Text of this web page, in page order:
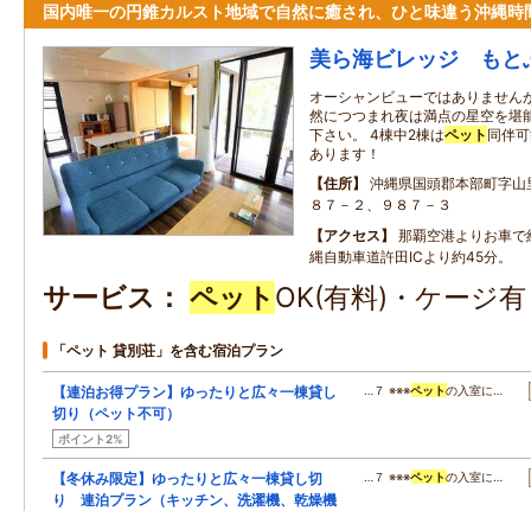
国内唯一の円錐カルスト地域で自然に癒され、ひと味違う沖縄時
美ら海ビレッジ も
オーシャンビューではありません
然につつまれ夜は満点の星空を堪
下さい。 4棟中2棟はペット 同伴
あります！
住所
沖縄県国頭郡本部町字
８７－２、９８７－３
アクセス
那覇空港よりお車
縄自動車道許田ICより約45分。
サービス ペット OK(有料)・ケージ
「ペット 貸別荘」を含む宿泊プラン
【連泊お得プラン】ゆったりと広々一棟貸し
切り（ペット不可）
ポイント2%
…７ ※※※ペットの入室に…
【冬休み限定】ゆったりと広々一棟貸し切
り 連泊プラン（キッチン、洗濯機、乾燥機
…７ ※※※ペットの入室に…